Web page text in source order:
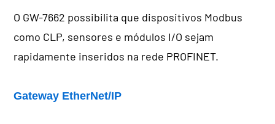
O GW-7662 possibilita que dispositivos Modbus
como CLP, sensores e módulos I/O sejam
rapidamente inseridos na rede PROFINET.
Gateway EtherNet/IP